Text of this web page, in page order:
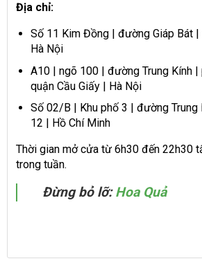
Địa chỉ:
Số 11 Kim Đồng | đường Giáp Bát |
Hà Nội
A10 | ngõ 100 | đường Trung Kính |
quận Cầu Giấy | Hà Nội
Số 02/B | Khu phố 3 | đường Trung
12 | Hồ Chí Minh
Thời gian mở cửa từ 6h30 đến 22h30
trong tuần.
Đừng bỏ lỡ:Hoa Quả